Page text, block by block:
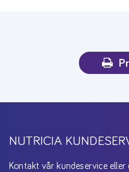
NUTRICIA
Kontakt vår kundeservice